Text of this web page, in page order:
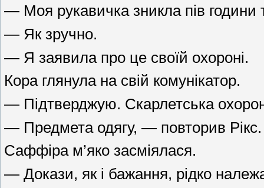
— Моя рукавичка зникла пів години
— Як зручно.
— Я заявила про це своїй охороні.
Кора глянула на свій комунікатор.
— Підтверджую. Скарлетська
— Предмета одягу, — повторив
Саффіра м’яко засміялася.
— Докази, як і бажання, рідко